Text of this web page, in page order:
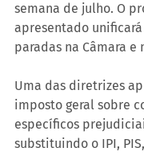
semana de julho. O
apresentado
paradas na Câmara e
Uma das diretrizes
imposto geral sobre
específicos
substituindo o IPI, PIS,